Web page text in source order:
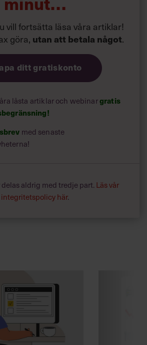
vill fortsätta läsa våra artiklar!
göra, utan att betala något.
ditt gratiskonto
låsta artiklar och webinargratis
med senaste
aldrig med tredje part. Läs vår
integritetspolicy här.